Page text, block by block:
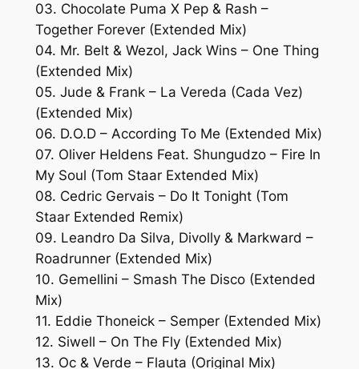
03. Chocolate Puma X Pep & Rash –
Together Forever (Extended Mix)
04. Mr. Belt & Wezol, Jack Wins – One Thing
(Extended Mix)
05. Jude & Frank – La Vereda (Cada Vez)
(Extended Mix)
06. D.O.D – According To Me (Extended Mix)
07. Oliver Heldens Feat. Shungudzo – Fire In
My Soul (Tom Staar Extended Mix)
08. Cedric Gervais – Do It Tonight (Tom
Staar Extended Remix)
09. Leandro Da Silva, Divolly & Markward –
Roadrunner (Extended Mix)
10. Gemellini – Smash The Disco (Extended
Mix)
11. Eddie Thoneick – Semper (Extended Mix)
12. Siwell – On The Fly (Extended Mix)
13. Oc & Verde – Flauta (Original Mix)